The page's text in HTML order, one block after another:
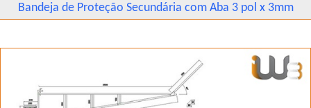
Bandeja de Proteção Secundária com Aba 3 pol x 3mm